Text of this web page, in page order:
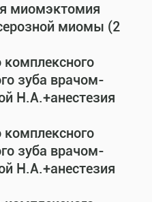
миомэктомия
миомы (2
комплексного
зуба врачом-
Н.А.+анестезия
комплексного
зуба врачом-
Н.А.+анестезия